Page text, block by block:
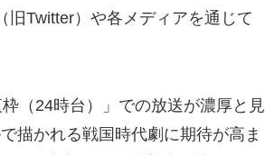
Twitter）や各メディアを通じて
（24時台）」での放送が濃厚と見
描かれる戦国時代劇に期待が高ま